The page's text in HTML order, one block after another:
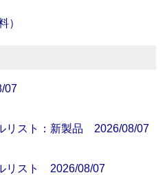
）
07
リスト：新製品 2026/08/07
リスト 2026/08/07